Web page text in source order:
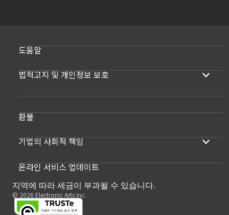
도움말
법적고지 및 개인정보 보호
환불
기업의 사회적 책임
온라인 서비스 업데이트
지역에 따라 세금이 부과될 수 있습니다.
© 2026 Electronic Arts Inc.